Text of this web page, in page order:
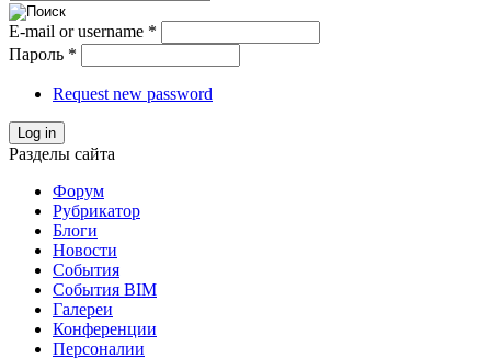
E-mail or username *
Пароль *
Request new password
Log in
Разделы сайта
Форум
Рубрикатор
Блоги
Новости
События
События BIM
Галереи
Конференции
Персоналии